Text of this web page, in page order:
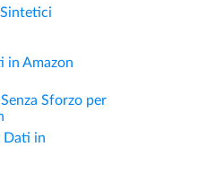
in Amazon
Sforzo per
Dati in